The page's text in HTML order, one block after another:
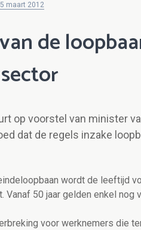
maart 2012
de
op voorstel van minister
dat de regels inzake
wordt de leeftijd
Vanaf 50 jaar gelden enkel nog
voor werknemers die